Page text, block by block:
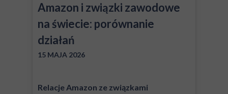
Amazon i związki zawodowe
na świecie: porównanie
działań
15 MAJA 2026
Relacje Amazon ze związkami